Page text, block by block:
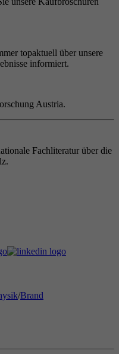
topaktuell über unsere
informiert.
Austria.
Fachliteratur über die
/Brand